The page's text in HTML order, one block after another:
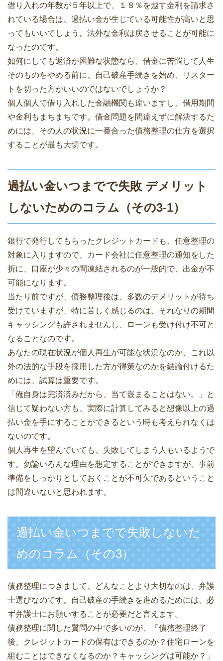
借り入れの年数が５年以上で、１８％を越す金利を請求さ
れている場合は、過払い金が生じている可能性が高いと思
ってもいいでしょう。法外な金利は戻させることが可能に
なったのです。
如何にしても返済が困難な状態なら、借金に苦悩して人生
そのものをやめる前に、自己破産手続きを始め、リスター
トを切った方がいいのではないでしょうか？
個人個人で借り入れした金融機関も違いますし、借用期間
や金利もまちまちです。借金問題を間違えずに解決するた
めには、その人の状況に一番合った債務整理の仕方を選択
することが最も大切です。
過払い金いつまでで失敗 デメリット
しないためのコラム（その3-1）
銀行で発行してもらったクレジットカードも、任意整理の
対象に入りますので、カード会社に任意整理の通知をした
折に、口座が少々の間凍結されるのが一般的で、出金が不
可能になります。
当たり前ですが、債務整理後は、多数のデメリットが待ち
受けていますが、特に苦しく感じるのは、それなりの期間
キャッシングも許されませんし、ローンも受け付け不可と
なることなのです。
あなたの現在状況が個人再生が可能な状況なのか、これ以
外の法的な手段を採用した方が得策なのかを結論付けるた
めには、試算は重要です。
「俺自身は完済済みだから、当て嵌まることはない。」と
信じて疑わない方も、実際に計算してみると想像以上の過
払い金を手にすることができるという時も考えられなくは
ないのです。
個人再生を望んでいても、失敗してしまう人もいるようで
す。勿論いろんな理由を想定することができますが、事前
準備をしっかりとしておくことが不可欠であるということ
は間違いないと思われます。
過払い金いつまでで失敗しないた
めのコラム（その3）
債務整理につきまして、どんなことより大切なのは、弁護
士選びなのです。自己破産の手続きを進めるためには、必
ず弁護士にお願いすることが必要だと言えます。
債務整理に関した質問の中で多いのが、「債務整理終了
後、クレジットカードの保有はできるのか？住宅ローンを
組むことはできなくなるのか？キャッシングは可能か？」